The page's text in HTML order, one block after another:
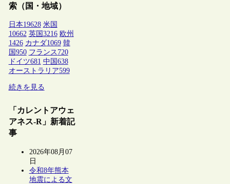
索（国・地域）
日本19628 米国
10662 英国 3216 欧州
1426 カナダ1069 韓
国 950 フランス 720
ドイツ681 中国 638
オーストラリア599
続きを見る
「カレントアウェ
アネス-R」新着記
事
2026年08月07
日
令和8年熊本
地震による文